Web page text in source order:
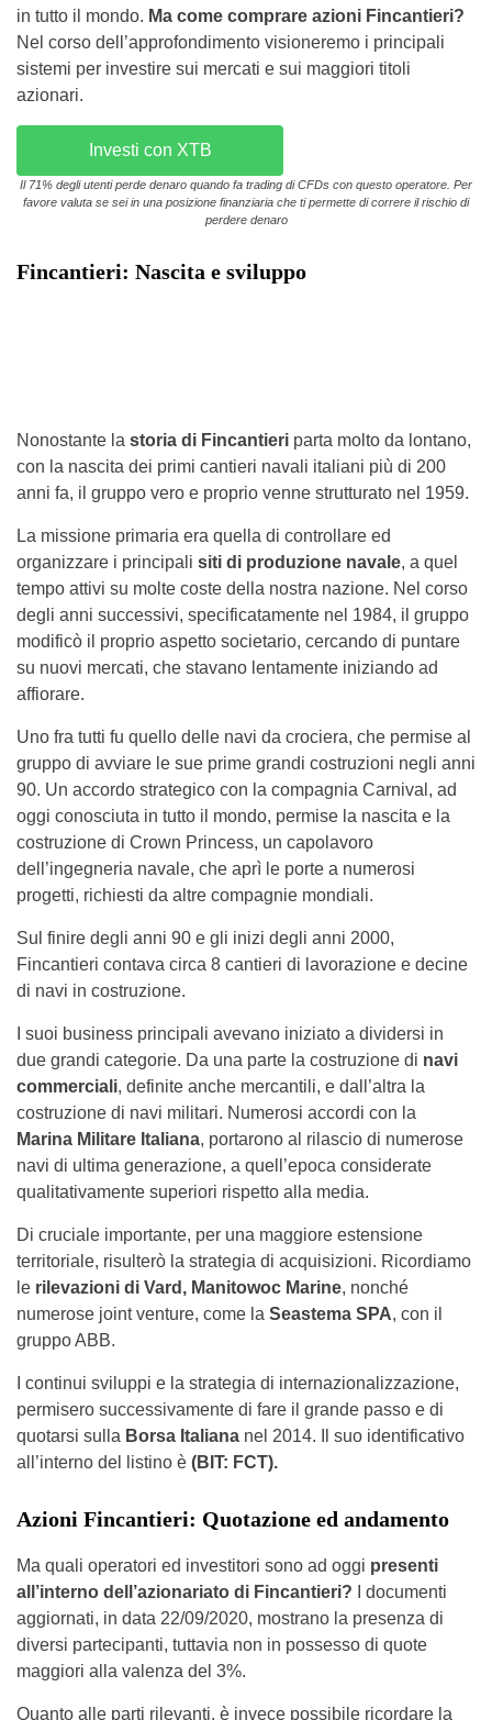
in tutto il mondo. Ma come comprare azioni Fincantieri?
Nel corso dell’approfondimento visioneremo i principali
sistemi per investire sui mercati e sui maggiori titoli
azionari.
Investi con XTB
Il 71% degli utenti perde denaro quando fa trading di CFDs con questo operatore. Per
favore valuta se sei in una posizione finanziaria che ti permette di correre il rischio di
perdere denaro
Fincantieri: Nascita e sviluppo
Nonostante la storia di Fincantieri parta molto da lontano,
con la nascita dei primi cantieri navali italiani più di 200
anni fa, il gruppo vero e proprio venne strutturato nel 1959.
La missione primaria era quella di controllare ed
organizzare i principali siti di produzione navale, a quel
tempo attivi su molte coste della nostra nazione. Nel corso
degli anni successivi, specificatamente nel 1984, il gruppo
modificò il proprio aspetto societario, cercando di puntare
su nuovi mercati, che stavano lentamente iniziando ad
affiorare.
Uno fra tutti fu quello delle navi da crociera, che permise al
gruppo di avviare le sue prime grandi costruzioni negli anni
90. Un accordo strategico con la compagnia Carnival, ad
oggi conosciuta in tutto il mondo, permise la nascita e la
costruzione di Crown Princess, un capolavoro
dell’ingegneria navale, che aprì le porte a numerosi
progetti, richiesti da altre compagnie mondiali.
Sul finire degli anni 90 e gli inizi degli anni 2000,
Fincantieri contava circa 8 cantieri di lavorazione e decine
di navi in costruzione.
I suoi business principali avevano iniziato a dividersi in
due grandi categorie. Da una parte la costruzione di navi
commerciali, definite anche mercantili, e dall’altra la
costruzione di navi militari. Numerosi accordi con la
Marina Militare Italiana, portarono al rilascio di numerose
navi di ultima generazione, a quell’epoca considerate
qualitativamente superiori rispetto alla media.
Di cruciale importante, per una maggiore estensione
territoriale, risulterò la strategia di acquisizioni. Ricordiamo
le rilevazioni di Vard, Manitowoc Marine, nonché
numerose joint venture, come la Seastema SPA, con il
gruppo ABB.
I continui sviluppi e la strategia di internazionalizzazione,
permisero successivamente di fare il grande passo e di
quotarsi sulla Borsa Italiana nel 2014. Il suo identificativo
all’interno del listino è (BIT: FCT).
Azioni Fincantieri: Quotazione ed andamento
Ma quali operatori ed investitori sono ad oggi presenti
all’interno dell’azionariato di Fincantieri? I documenti
aggiornati, in data 22/09/2020, mostrano la presenza di
diversi partecipanti, tuttavia non in possesso di quote
maggiori alla valenza del 3%.
Quanto alle parti rilevanti, è invece possibile ricordare la